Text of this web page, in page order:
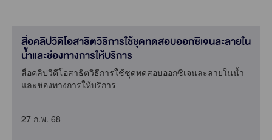
สื่อคลิปวีดีโอสาธิตวิธีการใช้ชุดทดสอบออกซิเจนละลายใน
น้ำและช่องทางการให้บริการ
สื่อคลิปวีดีโอสาธิตวิธีการใช้ชุดทดสอบออกซิเจนละลายในน้ำ
และช่องทางการให้บริการ
27 ก.พ. 68